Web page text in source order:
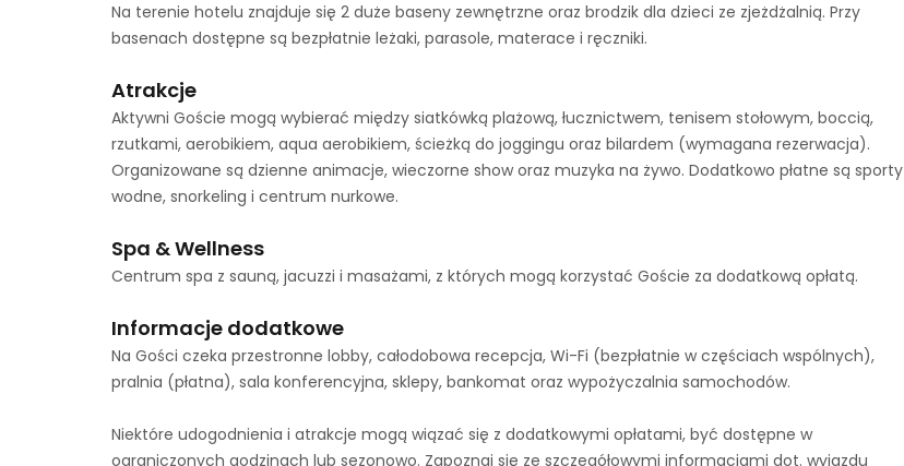
Na terenie hotelu znajduje się 2 duże baseny zewnętrzne oraz brodzik dla dzieci ze zjeżdżalnią. Przy
basenach dostępne są bezpłatnie leżaki, parasole, materace i ręczniki.
Atrakcje
Aktywni Goście mogą wybierać między siatkówką plażową, łucznictwem, tenisem stołowym, boccią,
rzutkami, aerobikiem, aqua aerobikiem, ścieżką do joggingu oraz bilardem (wymagana rezerwacja).
Organizowane są dzienne animacje, wieczorne show oraz muzyka na żywo. Dodatkowo płatne są sporty
wodne, snorkeling i centrum nurkowe.
Spa & Wellness
Centrum spa z sauną, jacuzzi i masażami, z których mogą korzystać Goście za dodatkową opłatą.
Informacje dodatkowe
Na Gości czeka przestronne lobby, całodobowa recepcja, Wi-Fi (bezpłatnie w częściach wspólnych),
pralnia (płatna), sala konferencyjna, sklepy, bankomat oraz wypożyczalnia samochodów.
Niektóre udogodnienia i atrakcje mogą wiązać się z dodatkowymi opłatami, być dostępne w
ograniczonych godzinach lub sezonowo. Zapoznaj się ze szczegółowymi informacjami dot. wyjazdu